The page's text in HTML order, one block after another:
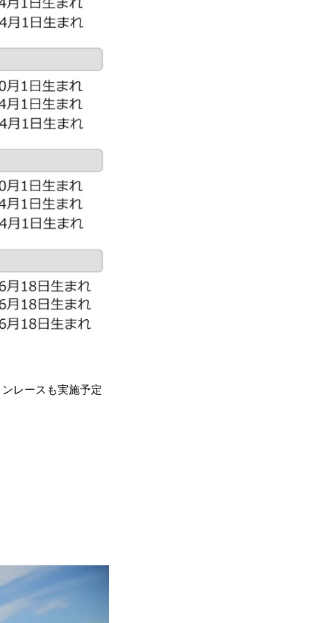
レースも実施予定